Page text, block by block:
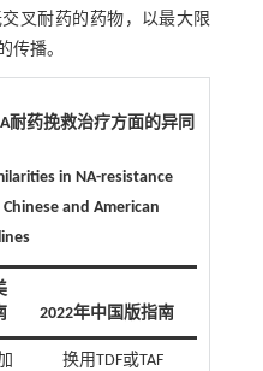
叉耐药的药物，以最大限
传播。
耐药挽救治疗方面的异同
in NA-resistance
and American
2022年中国版指南
换用TDF或TAF